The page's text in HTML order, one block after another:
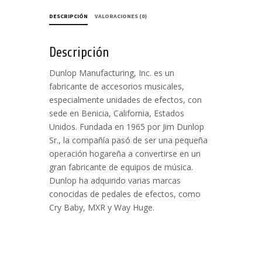
DESCRIPCIÓN VALORACIONES (0)
Descripción
Dunlop Manufacturing, Inc. es un
fabricante de accesorios musicales,
especialmente unidades de efectos, con
sede en Benicia, California, Estados
Unidos. Fundada en 1965 por Jim Dunlop
Sr., la compañía pasó de ser una pequeña
operación hogareña a convertirse en un
gran fabricante de equipos de música.
Dunlop ha adquirido varias marcas
conocidas de pedales de efectos, como
Cry Baby, MXR y Way Huge.